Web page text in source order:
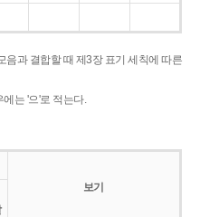
음과 결합할 때 제3장 표기 세칙에 따른
는 '으'로 적는다.
보기